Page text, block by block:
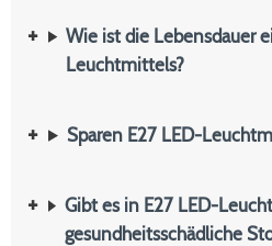
Wie ist die Lebensdauer
Leuchtmittels?
Sparen E27 LED-
Gibt es in E27 LED-
gesundheitsschädliche